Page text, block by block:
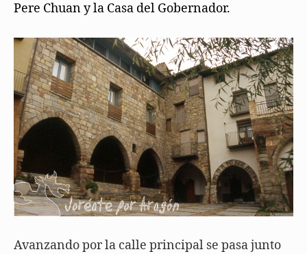
Pere Chuan y la Casa del Gobernador.
Avanzando por la calle principal se pasa junto